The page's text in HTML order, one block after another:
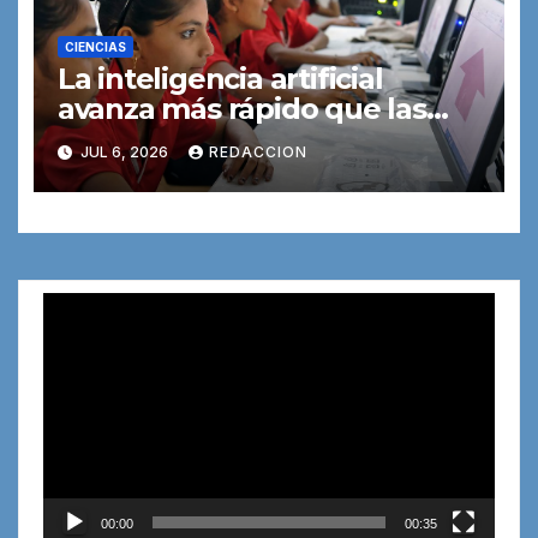
CIENCIAS
La inteligencia artificial
avanza más rápido que las
reglas para controlarla
JUL 6, 2026 REDACCION
00:00 00:35